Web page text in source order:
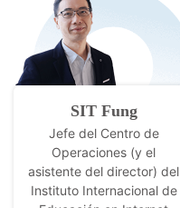
SIT Fung
Jefe del Centro de
Operaciones (y el
asistente del director) del
Instituto Internacional de